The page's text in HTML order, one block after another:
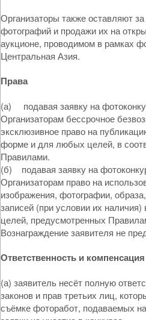
Организаторы также оставляют
фотографий и продажи их на
аукционе, проводимом в
Центральная Азия.
Права
(а) подавая заявку на
Организаторам бессрочное
эксклюзивное право на
форме и для любых целей, в
Правилами.
(б) подавая заявку на
Организаторам право на
изображения, фотографии,
записей (при условии их
целей, предусмотренных
Вознаграждение заявителя не
Ответственность и компенсация
(а) заявитель несёт полную
законов и прав третьих лиц,
съёмке фоторабот, подаваемых